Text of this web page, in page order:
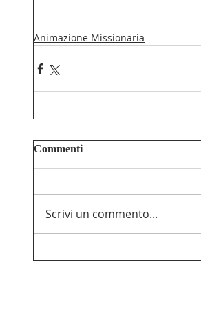
Animazione Missionaria
Commenti
Scrivi un commento...